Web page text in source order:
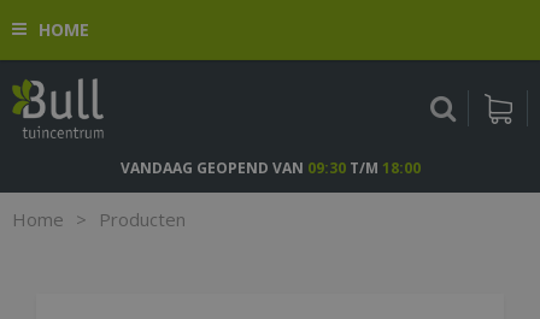
n
o
HOME
Home > Producten
VANDAAG GEOPEND VAN 09:30T/M 18:00